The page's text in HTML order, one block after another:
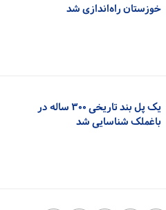
خوزستان راه‌اندازی شد
یک پل بند تاریخی ۳۰۰ ساله در
باغملک شناسایی شد